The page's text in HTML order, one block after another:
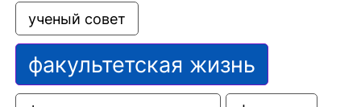
ученый совет
факультетская жизнь